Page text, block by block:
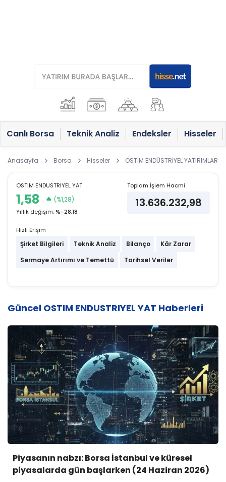
Canlı Borsa Teknik Analiz Endeksler Hisseler
Anasayfa Borsa Hisseler OSTİM ENDÜSTRİYEL YATIRIMLAR
OSTIM ENDUSTRIYEL YAT
1,58 (%1,28)
Yıllık değişim:%-28,18
Toplam İşlem Hacmi
13.636.232,98
Hızlı Erişim
Şirket Bilgileri Teknik Analiz Bilanço
Kâr Zarar
Sermaye Artırımı ve Temettü
Tarihsel Veriler
Güncel OSTIM ENDUSTRIYEL YAT Haberleri
Piyasanın nabzı: Borsa İstanbul ve küresel
piyasalarda gün başlarken (24 Haziran 2026)